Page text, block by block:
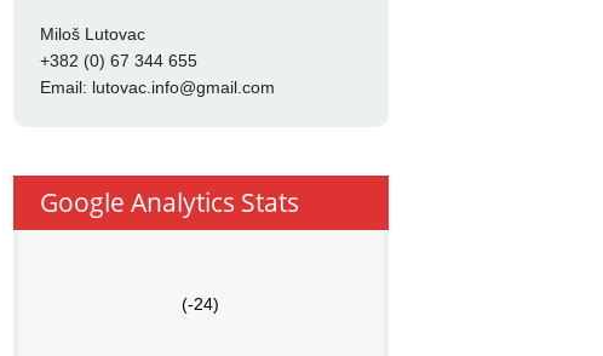
Miloš Lutovac
+382 (0) 67 344 655
Email: lutovac.info@gmail.com
Google Analytics Stats
(-24)